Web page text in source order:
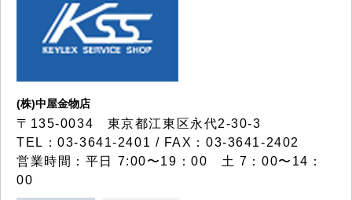
(株)中屋金物店
〒135-0034 東京都江東区永代2-30-3
TEL：03-3641-2401 / FAX：03-3641-2402
営業時間：平日 7:00〜19：00 土 7：00〜14：
00